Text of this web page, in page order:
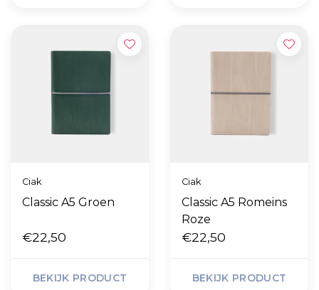
Ciak
Classic A5 Groen
€22,50
BEKIJK PRODUCT
Ciak
Classic A5 Romeins
Roze
€22,50
BEKIJK PRODUCT